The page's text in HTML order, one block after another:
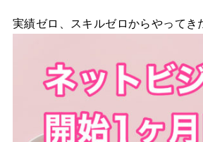
実績ゼロ、スキルゼロからやってき